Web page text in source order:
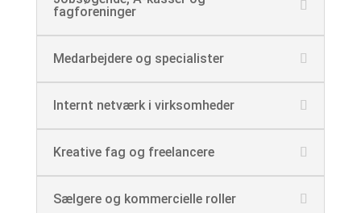
fagforeninger
Medarbejdere og specialister
Internt netværk i virksomheder
Kreative fag og freelancere
Sælgere og kommercielle roller